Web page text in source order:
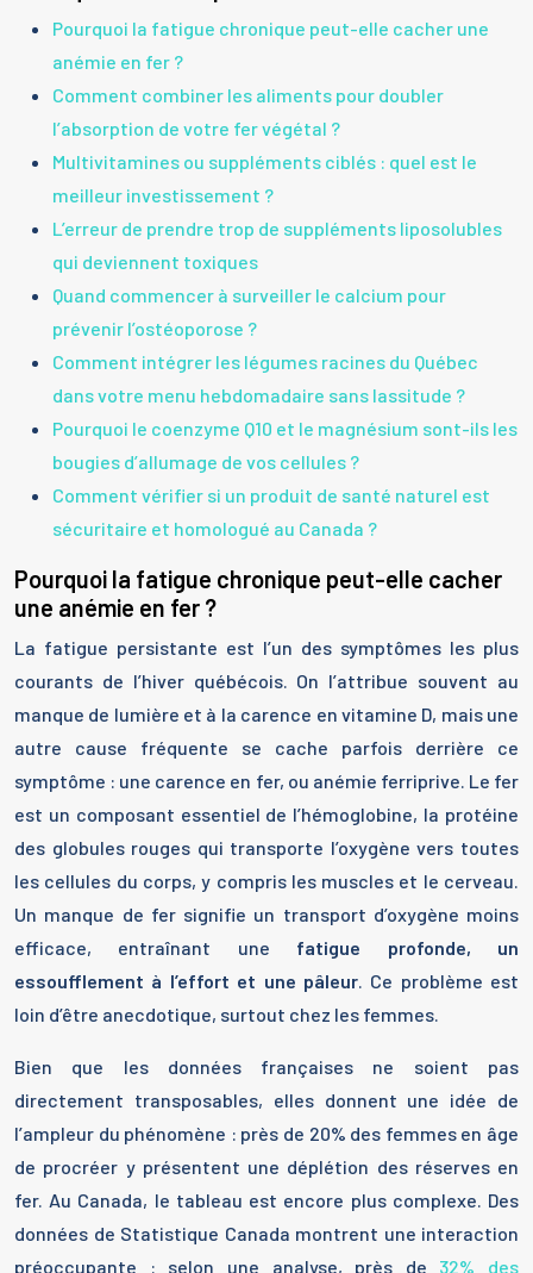
Pourquoi la fatigue chronique peut-elle cacher une
anémie en fer ?
Comment combiner les aliments pour doubler
l’absorption de votre fer végétal ?
Multivitamines ou suppléments ciblés : quel est le
meilleur investissement ?
L’erreur de prendre trop de suppléments liposolubles
qui deviennent toxiques
Quand commencer à surveiller le calcium pour
prévenir l’ostéoporose ?
Comment intégrer les légumes racines du Québec
dans votre menu hebdomadaire sans lassitude ?
Pourquoi le coenzyme Q10 et le magnésium sont-ils les
bougies d’allumage de vos cellules ?
Comment vérifier si un produit de santé naturel est
sécuritaire et homologué au Canada ?
Pourquoi la fatigue chronique peut-elle cacher
une anémie en fer ?
La fatigue persistante est l’un des symptômes les plus
courants de l’hiver québécois. On l’attribue souvent au
manque de lumière et à la carence en vitamine D, mais une
autre cause fréquente se cache parfois derrière ce
symptôme : une carence en fer, ou anémie ferriprive. Le fer
est un composant essentiel de l’hémoglobine, la protéine
des globules rouges qui transporte l’oxygène vers toutes
les cellules du corps, y compris les muscles et le cerveau.
Un manque de fer signifie un transport d’oxygène moins
efficace, entraînant une fatigue profonde, un
essoufflement à l’effort et une pâleur. Ce problème est
loin d’être anecdotique, surtout chez les femmes.
Bien que les données françaises ne soient pas
directement transposables, elles donnent une idée de
l’ampleur du phénomène : près de 20% des femmes en âge
de procréer y présentent une déplétion des réserves en
fer. Au Canada, le tableau est encore plus complexe. Des
données de Statistique Canada montrent une interaction
préoccupante : selon une analyse, près de 32% des